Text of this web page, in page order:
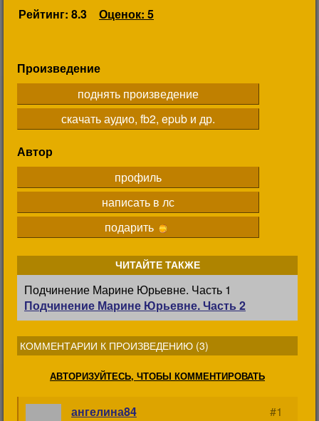
Рейтинг: 8.3 Оценок: 5
Произведение
поднять произведение
скачать аудио, fb2, epub и др.
Автор
профиль
написать в лс
подарить
ЧИТАЙТЕ ТАКЖЕ
Подчинение Марине Юрьевне. Часть 1
Подчинение Марине Юрьевне. Часть 2
КОММЕНТАРИИ К ПРОИЗВЕДЕНИЮ (3)
АВТОРИЗУЙТЕСЬ, ЧТОБЫ КОММЕНТИРОВАТЬ
ангелина84
#1